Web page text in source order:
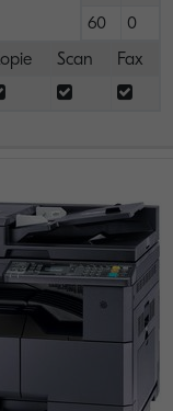
60
0
Scan Fax